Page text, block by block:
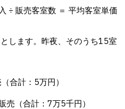
÷ 販売客室数 ＝ 平均客室単価
します。昨夜、そのうち15室
合計：5万円）
売（合計：7万5千円）